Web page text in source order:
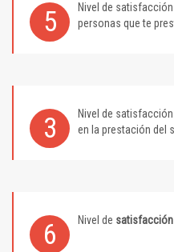
5 Nivel de
personas que te
3 Nivel de
en la prestación del
6 Nivel de satisfacción